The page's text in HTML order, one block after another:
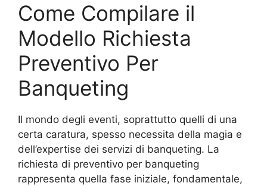
Come Compilare il
Modello Richiesta
Preventivo Per
Banqueting
Il mondo degli eventi, soprattutto quelli di una
certa caratura, spesso necessita della magia e
dell’expertise dei servizi di banqueting. La
richiesta di preventivo per banqueting
rappresenta quella fase iniziale, fondamentale,